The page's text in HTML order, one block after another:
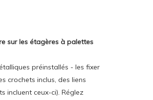
sur les étagères à palettes
préinstallés - les fixer
crochets inclus, des liens
incluent ceux-ci). Réglez